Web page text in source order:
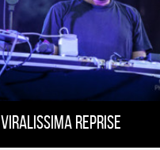
Viralissima Reprise